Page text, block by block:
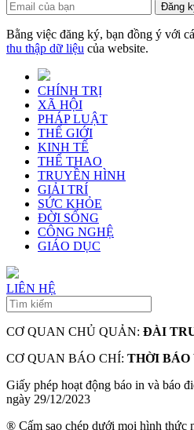
Đăng
Bằng việc đăng ký, bạn đồng ý với
thu thập dữ liệu của website.
CHÍNH TRỊ
XÃ HỘI
PHÁP LUẬT
THẾ GIỚI
KINH TẾ
THỂ THAO
TRUYỀN HÌNH
GIẢI TRÍ
SỨC KHỎE
ĐỜI SỐNG
CÔNG NGHỆ
GIÁO DỤC
LIÊN HỆ
CƠ QUAN CHỦ QUẢN: ĐÀI
CƠ QUAN BÁO CHÍ: THỜI BÁO
Giấy phép hoạt động báo in và báo
ngày 29/12/2023
® Cấm sao chép dưới mọi hình thức